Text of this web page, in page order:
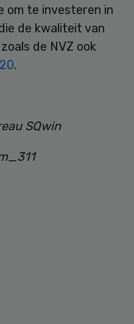
om te investeren in
de kwaliteit van
de NVZ ook
.
SQwin